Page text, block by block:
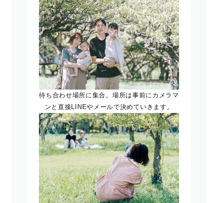
待ち合わせ場所に集合。場所は事前にカメラマ
ンと直接LINEやメールで決めていきます。